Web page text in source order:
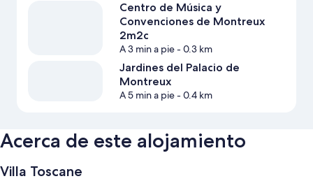
Centro de Música y
Convenciones de Montreux
2m2c
A 3 min a pie- 0.3 km
Jardines del Palacio de
Montreux
A 5 min a pie- 0.4 km
Acerca de este alojamiento
Villa Toscane